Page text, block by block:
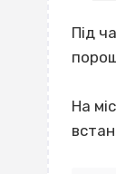
Під
На